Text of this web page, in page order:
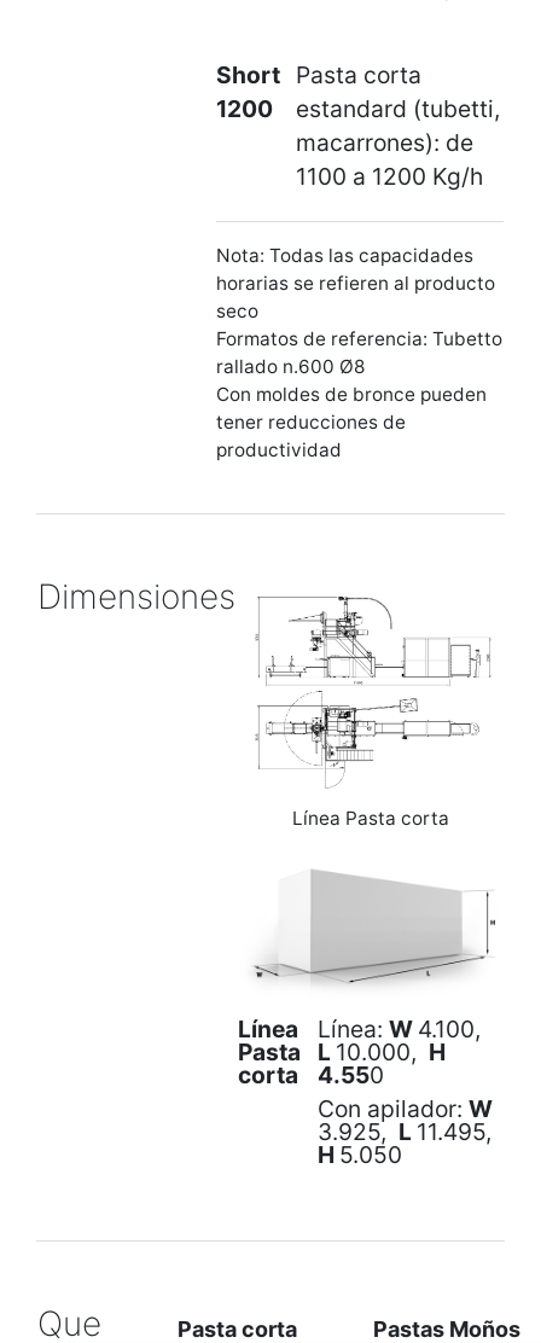
Short
1200
Pasta corta
estandard (tubetti,
macarrones): de
1100 a 1200 Kg/h
Nota: Todas las capacidades
horarias se refieren al producto
seco
Formatos de referencia: Tubetto
rallado n.600 Ø8
Con moldes de bronce pueden
tener reducciones de
productividad
Dimensiones
Línea Pasta corta
Línea
Pasta
corta
Línea: W 4.100,
L 10.000, H
4.550
Con apilador: W
3.925, L 11.495,
H 5.050
Que
Pasta corta
Pastas Moños